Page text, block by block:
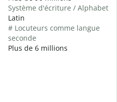
Système d'écriture / Alphabet
Latin
# Locuteurs comme langue
seconde
Plus de 6 millions